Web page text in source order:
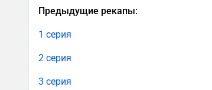
Предыдущие рекапы:
1 серия
2 серия
3 серия